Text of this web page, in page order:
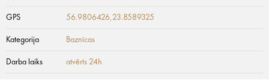
GPS 56.9806426,23.8589325
Kategorija Baznīcas
Darba laiks atvērts 24h